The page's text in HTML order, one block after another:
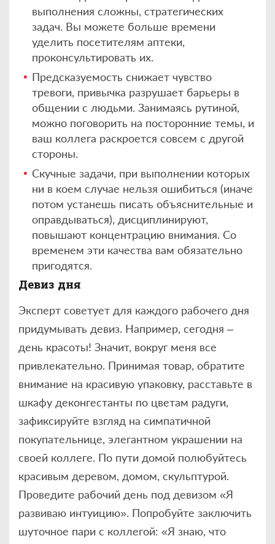
выполнения сложны, стратегических
задач. Вы можете больше времени
уделить посетителям аптеки,
проконсультировать их.
Предсказуемость снижает чувство
тревоги, привычка разрушает барьеры в
общении с людьми. Занимаясь рутиной,
можно поговорить на посторонние темы, и
ваш коллега раскроется совсем с другой
стороны.
Скучные задачи, при выполнении которых
ни в коем случае нельзя ошибиться (иначе
потом устанешь писать объяснительные и
оправдываться), дисциплинируют,
повышают концентрацию внимания. Со
временем эти качества вам обязательно
пригодятся.
Девиз дня
Эксперт советует для каждого рабочего дня
придумывать девиз. Например, сегодня –
день красоты! Значит, вокруг меня все
привлекательно. Принимая товар, обратите
внимание на красивую упаковку, расставьте в
шкафу деконгестанты по цветам радуги,
зафиксируйте взгляд на симпатичной
покупательнице, элегантном украшении на
своей коллеге. По пути домой полюбуйтесь
красивым деревом, домом, скульптурой.
Проведите рабочий день под девизом «Я
развиваю интуицию». Попробуйте заключить
шуточное пари с коллегой: «Я знаю, что